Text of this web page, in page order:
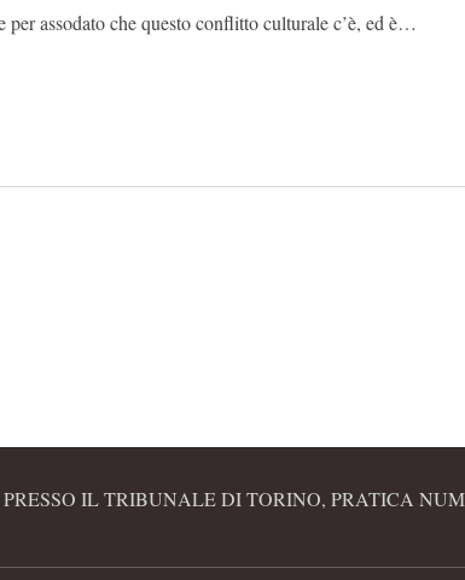
assodato che questo conflitto culturale c’è, ed è…
IL TRIBUNALE DI TORINO, PRATICA